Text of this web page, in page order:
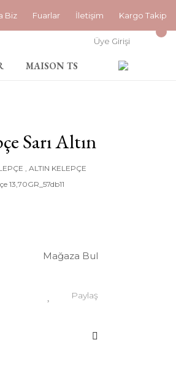
Biz Fuarlar İletişim Kargo Takip
Üye Girişi
MAISON TS
Sarı Altın
,ALTIN KELEPÇE
13,70GR_57db11
Mağaza Bul
Paylaş